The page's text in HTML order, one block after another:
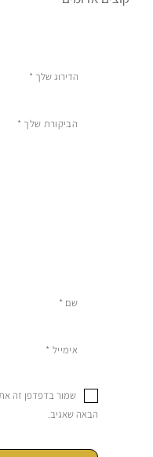
הדירוג שלך *
שמור בדפדפן זה
הבאה שאגיב.